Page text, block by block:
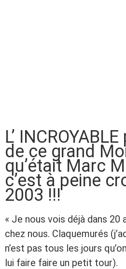
L’
de ce grand
qu’était Marc
c’est à peine
2003 !!!
« Je nous vois déjà dans 20
chez nous. Claquemurés
n’est pas tous les jours
lui faire faire un petit tour).